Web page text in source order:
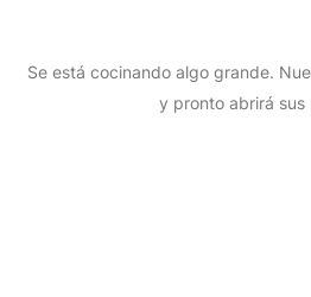
Se está cocinando algo grande.
y pronto abrirá sus